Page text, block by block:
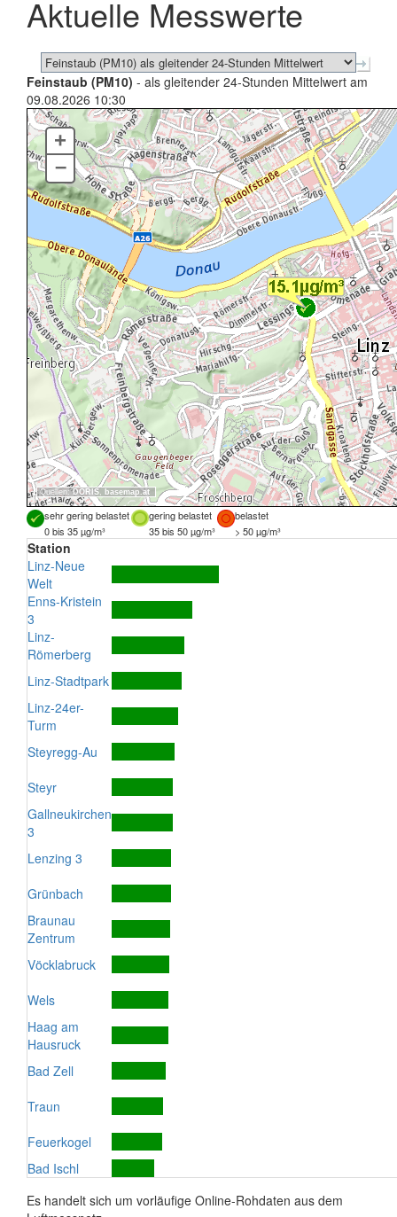
schließen
Aktuelle Messwerte
Feinstaub (PM10) - als gleitender 24-Stunden Mittelwert am
09.08.2026 10:30
Quellen:DORIS, basemap.at
+
–
sehr gering belastet gering belastet
belastet
0 bis 35 µg/m³
35 bis 50 µg/m³ > 50 µg/m³
Station
Linz-Neue
Welt
Enns-Kristein
3
Linz-
Römerberg
Linz-Stadtpark
Linz-24er-
Turm
Steyregg-Au
Steyr
Gallneukirchen
3
Lenzing 3
Grünbach
Braunau
Zentrum
Vöcklabruck
Wels
Haag am
Hausruck
Bad Zell
Traun
Feuerkogel
Bad Ischl
Es handelt sich um vorläufige Online-Rohdaten aus dem